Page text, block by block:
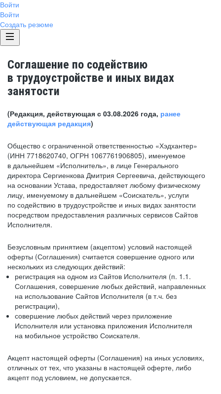
Войти
Войти
Создать резюме
Соглашение по содействию
в трудоустройстве и иных видах
занятости
(Редакция, действующая с 03.08.2026 года, ранее
действующая редакция)
Общество с ограниченной ответственностью «Хэдхантер»
(ИНН 7718620740, ОГРН 1067761906805), именуемое
в дальнейшем «Исполнитель», в лице Генерального
директора Сергиенкова Дмитрия Сергеевича, действующего
на основании Устава, предоставляет любому физическому
лицу, именуемому в дальнейшем «Соискатель», услуги
по содействию в трудоустройстве и иных видах занятости
посредством предоставления различных сервисов Сайтов
Исполнителя.
Безусловным принятием (акцептом) условий настоящей
оферты (Соглашения) считается совершение одного или
нескольких из следующих действий:
регистрация на одном из Сайтов Исполнителя (п. 1.1.
Соглашения, совершение любых действий, направленных
на использование Сайтов Исполнителя (в т.ч. без
регистрации),
совершение любых действий через приложение
Исполнителя или установка приложения Исполнителя
на мобильное устройство Соискателя.
Акцепт настоящей оферты (Соглашения) на иных условиях,
отличных от тех, что указаны в настоящей оферте, либо
акцепт под условием, не допускается.